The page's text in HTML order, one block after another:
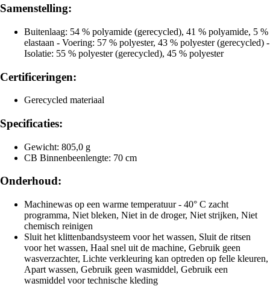
Samenstelling:
Buitenlaag: 54 % polyamide (gerecycled), 41 % polyamide, 5 %
elastaan - Voering: 57 % polyester, 43 % polyester (gerecycled) -
Isolatie: 55 % polyester (gerecycled), 45 % polyester
Certificeringen:
Gerecycled materiaal
Specificaties:
Gewicht: 805,0 g
CB Binnenbeenlengte: 70 cm
Onderhoud:
Machinewas op een warme temperatuur - 40° C zacht
programma, Niet bleken, Niet in de droger, Niet strijken, Niet
chemisch reinigen
Sluit het klittenbandsysteem voor het wassen, Sluit de ritsen
voor het wassen, Haal snel uit de machine, Gebruik geen
wasverzachter, Lichte verkleuring kan optreden op felle kleuren,
Apart wassen, Gebruik geen wasmiddel, Gebruik een
wasmiddel voor technische kleding